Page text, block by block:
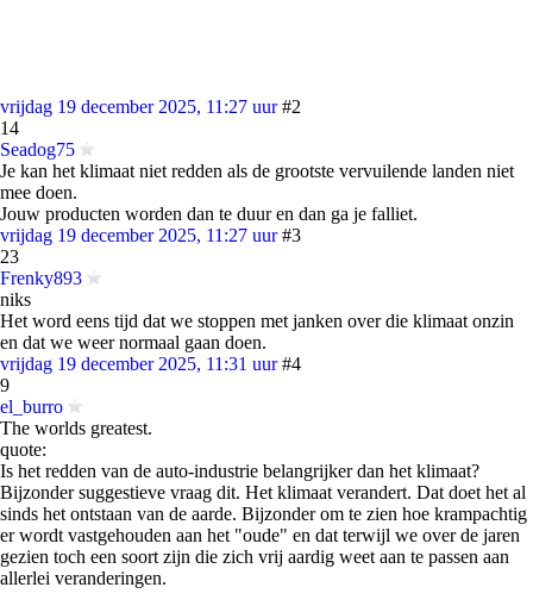
vrijdag 19 december 2025, 11:27 uur #2
14
Seadog75
Je kan het klimaat niet redden als de grootste vervuilende landen niet
mee doen.
Jouw producten worden dan te duur en dan ga je falliet.
vrijdag 19 december 2025, 11:27 uur #3
23
Frenky893
niks
Het word eens tijd dat we stoppen met janken over die klimaat onzin
en dat we weer normaal gaan doen.
vrijdag 19 december 2025, 11:31 uur #4
9
el_burro
The worlds greatest.
quote:
Is het redden van de auto-industrie belangrijker dan het klimaat?
Bijzonder suggestieve vraag dit. Het klimaat verandert. Dat doet het al
sinds het ontstaan van de aarde. Bijzonder om te zien hoe krampachtig
er wordt vastgehouden aan het "oude" en dat terwijl we over de jaren
gezien toch een soort zijn die zich vrij aardig weet aan te passen aan
allerlei veranderingen.